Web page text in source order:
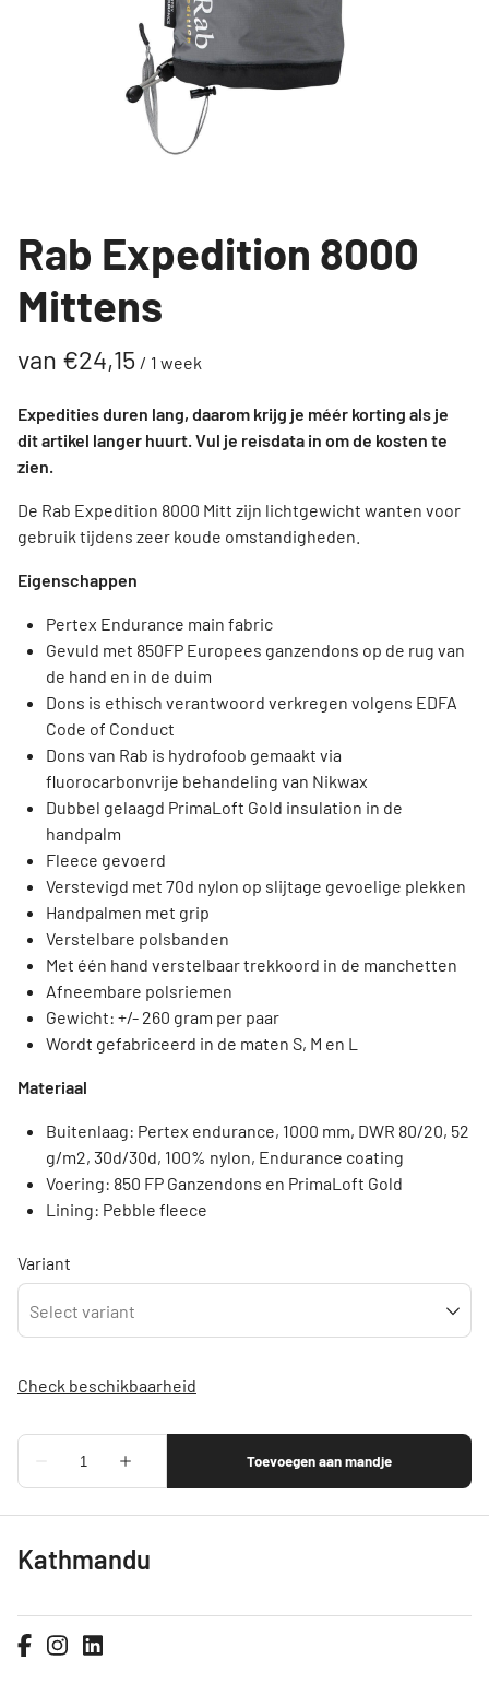
Rab Expedition 8000
Mittens
/
Expedities duren lang, daarom krijg je méér korting als je
dit artikel langer huurt. Vul je reisdata in om de kosten te
zien.
De Rab Expedition 8000 Mitt zijn lichtgewicht wanten voor
gebruik tijdens zeer koude omstandigheden.
Eigenschappen
Pertex Endurance main fabric
Gevuld met 850FP Europees ganzendons op de rug van
de hand en in de duim
Dons is ethisch verantwoord verkregen volgens EDFA
Code of Conduct
Dons van Rab is hydrofoob gemaakt via
fluorocarbonvrije behandeling van Nikwax
Dubbel gelaagd PrimaLoft Gold insulation in de
handpalm
Fleece gevoerd
Verstevigd met 70d nylon op slijtage gevoelige plekken
Handpalmen met grip
Verstelbare polsbanden
Met één hand verstelbaar trekkoord in de manchetten
Afneembare polsriemen
Gewicht: +/- 260 gram per paar
Wordt gefabriceerd in de maten S, M en L
Materiaal
Buitenlaag: Pertex endurance, 1000 mm, DWR 80/20, 52
g/m2, 30d/30d, 100% nylon, Endurance coating
Voering: 850 FP Ganzendons en PrimaLoft Gold
Lining: Pebble fleece
Variant
Kathmandu